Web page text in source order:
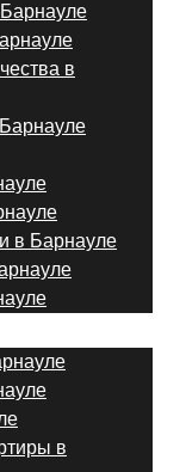
Барнауле
в
в Барнауле
в